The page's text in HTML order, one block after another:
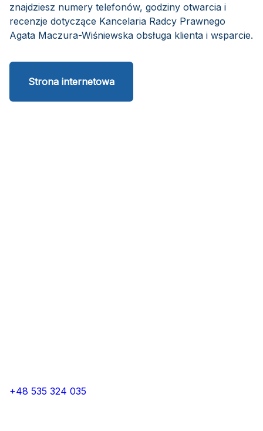
znajdziesz numery telefonów, godziny otwarcia i
recenzje dotyczące Kancelaria Radcy Prawnego
Agata Maczura-Wiśniewska obsługa klienta i wsparcie.
Strona internetowa
+48 535 324 035